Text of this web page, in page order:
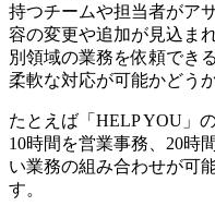
持つチームや担当者がア
容の変更や追加が見込ま
別領域の業務を依頼でき
柔軟な対応が可能かどう
たとえば「HELP YOU」
10時間を営業事務、20時
い業務の組み合わせが可
す。